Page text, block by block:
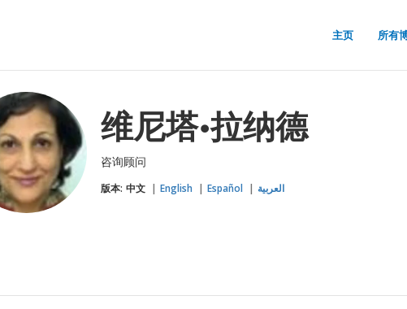
主页 所有
维尼塔•拉纳德
咨询顾问
版本: 中文 English Español العربية